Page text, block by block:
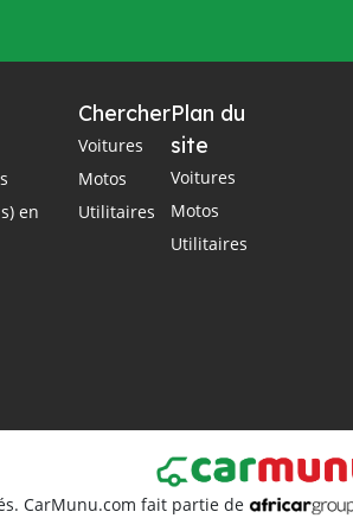
en
Chercher
Voitures
Motos
Utilitaires
Plan du
site
Voitures
Motos
Utilitaires
CarMunu.com fait partie de